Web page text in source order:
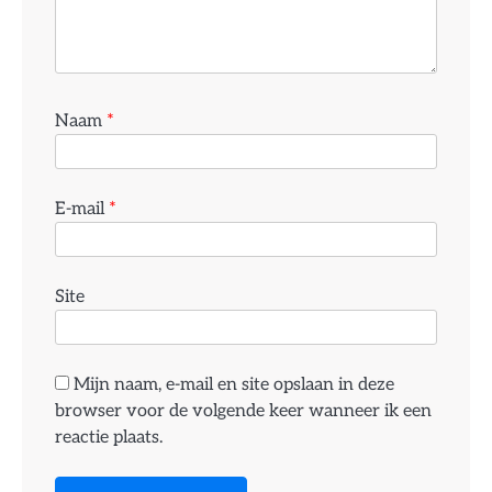
Naam *
E-mail *
Site
Mijn naam, e-mail en site opslaan in deze
browser voor de volgende keer wanneer ik een
reactie plaats.